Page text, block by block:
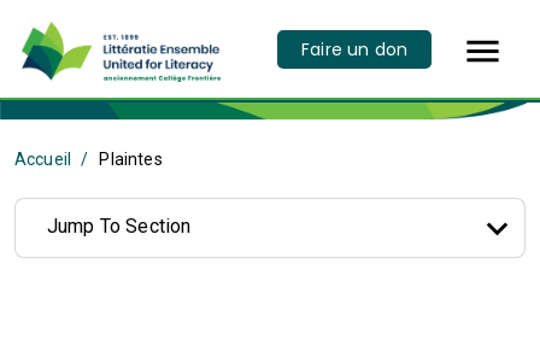
Faire un don 
Accueil Plaintes
Jump To Section